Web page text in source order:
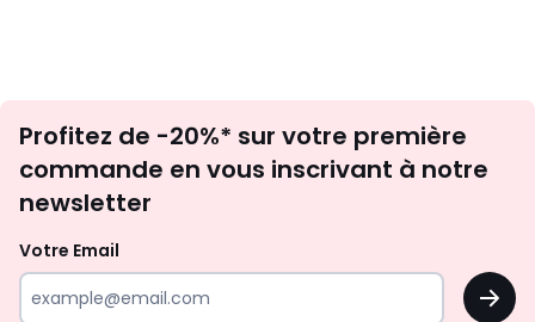
newsletter
Profitez de -20%* sur votre première
commande en vous inscrivant à notre
newsletter
Votre Email
OK